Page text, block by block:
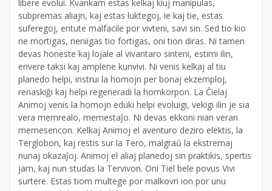
libere evolui. Kvankam estas kelkaj kiuj manipulas,
subpremas aliajn, kaj estas luktegoj, ie kaj tie, estas
suferegoj, entute malfacile por vivteni, savi sin. Sed tio kio
ne mortigas, neniigas tio fortigas, oni tion diras. Ni tamen
devas honeste kaj lojale al vivantaro sinteni, estimi ilin,
envere taksi kaj amplene kunvivi. Ni venis kelkaj al tiu
planedo helpi, instrui la homojn per bonaj ekzemploj,
renaskiĝi kaj helpi regeneradi la homkorpon. La Ĉielaj
Animoj venis la homojn eduki helpi evoluigi, vekigi ilin je sia
vera memrealo, memestaĵo. Ni devas ekkoni nian veran
memesencon. Kelkaj Animoj el aventuro deziro elektis, la
Terglobon, kaj restis sur la Tero, malgraŭ la ekstremaj
nunaj okazaĵoj. Animoj el aliaj planedoj sin praktikis, spertis
jam, kaj nun studas la Tervivon. Oni Tiel bele povus Vivi
surtere. Estas tiom multege por malkovri ion por unu